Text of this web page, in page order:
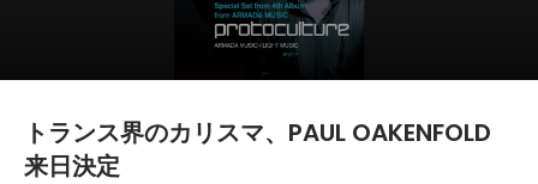
トランス界のカリスマ、PAUL OAKENFOLD
来日決定